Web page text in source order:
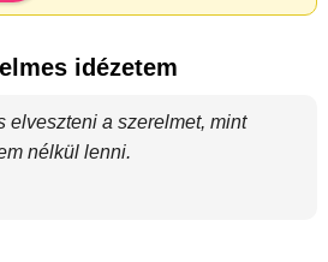
idézetem
elveszteni a szerelmet, mint
nélkül lenni.